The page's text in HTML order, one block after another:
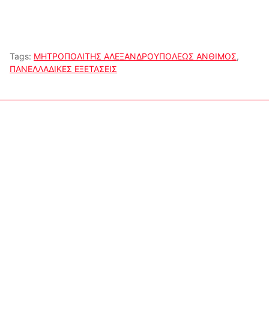
Tags: ΜΗΤΡΟΠΟΛΙΤΗΣ ΑΛΕΞΑΝΔΡΟΥΠΟΛΕΩΣ ΑΝΘΙΜΟΣ,
ΠΑΝΕΛΛΑΔΙΚΕΣ ΕΞΕΤΑΣΕΙΣ